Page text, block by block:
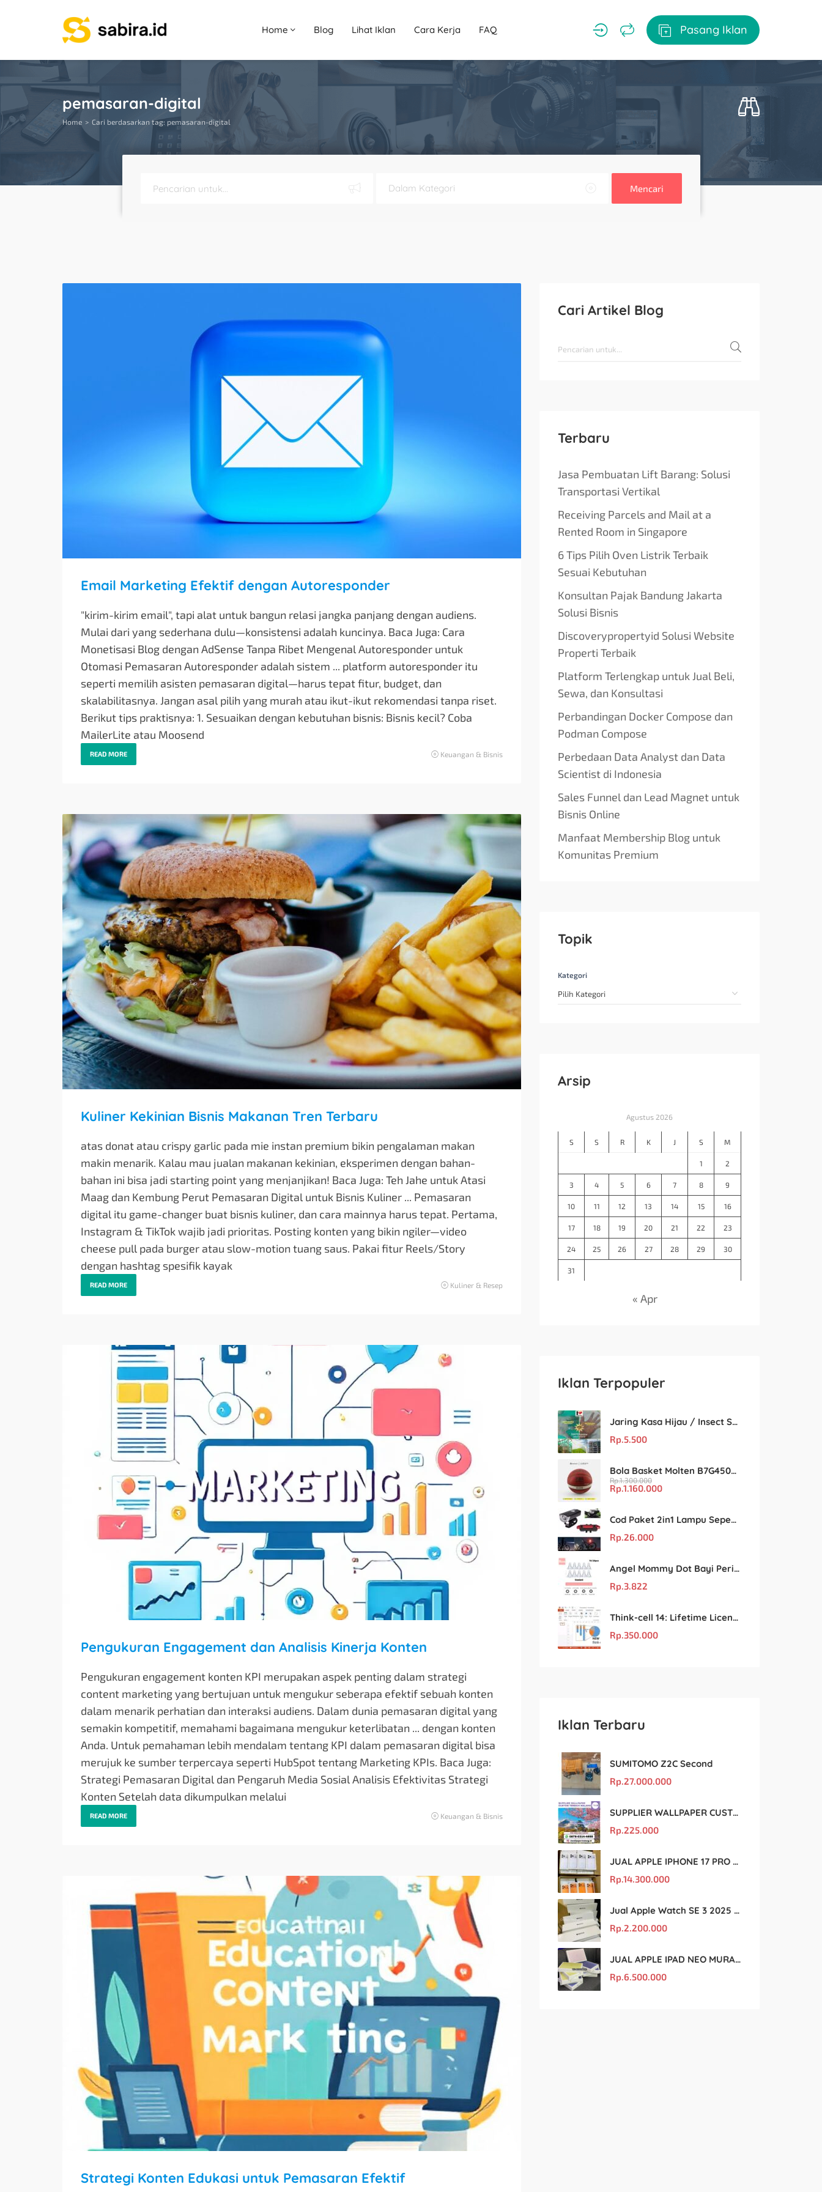
Home Blog Lihat Iklan Cara Kerja FAQ Pasang Iklan
pemasaran-digital
Home Cari berdasarkan tag: pemasaran-digital
Mencari
Email Marketing Efektif dengan Autoresponder
"kirim-kirim email", tapi alat untuk bangun relasi jangka panjang dengan audiens.
Mulai dari yang sederhana dulu—konsistensi adalah kuncinya. Baca Juga: Cara
Monetisasi Blog dengan AdSense Tanpa Ribet Mengenal Autoresponder untuk
Otomasi Pemasaran Autoresponder adalah sistem ... platform autoresponder itu
seperti memilih asisten pemasaran digital—harus tepat fitur, budget, dan
skalabilitasnya. Jangan asal pilih yang murah atau ikut-ikut rekomendasi tanpa riset.
Berikut tips praktisnya: 1. Sesuaikan dengan kebutuhan bisnis: Bisnis kecil? Coba
MailerLite atau Moosend
READ MORE Keuangan & Bisnis
Kuliner Kekinian Bisnis Makanan Tren Terbaru
atas donat atau crispy garlic pada mie instan premium bikin pengalaman makan
makin menarik. Kalau mau jualan makanan kekinian, eksperimen dengan bahan-
bahan ini bisa jadi starting point yang menjanjikan! Baca Juga: Teh Jahe untuk Atasi
Maag dan Kembung Perut Pemasaran Digital untuk Bisnis Kuliner ... Pemasaran
digital itu game-changer buat bisnis kuliner, dan cara mainnya harus tepat. Pertama,
Instagram & TikTok wajib jadi prioritas. Posting konten yang bikin ngiler—video
cheese pull pada burger atau slow-motion tuang saus. Pakai fitur Reels/Story
dengan hashtag spesifik kayak
READ MORE Kuliner & Resep
Pengukuran Engagement dan Analisis Kinerja Konten
Pengukuran engagement konten KPI merupakan aspek penting dalam strategi
content marketing yang bertujuan untuk mengukur seberapa efektif sebuah konten
dalam menarik perhatian dan interaksi audiens. Dalam dunia pemasaran digital yang
semakin kompetitif, memahami bagaimana mengukur keterlibatan ... dengan konten
Anda. Untuk pemahaman lebih mendalam tentang KPI dalam pemasaran digital bisa
merujuk ke sumber terpercaya seperti HubSpot tentang Marketing KPIs. Baca Juga:
Strategi Pemasaran Digital dan Pengaruh Media Sosial Analisis Efektivitas Strategi
Konten Setelah data dikumpulkan melalui
READ MORE Keuangan & Bisnis
Strategi Konten Edukasi untuk Pemasaran Efektif
Cari Artikel Blog
Terbaru
Jasa Pembuatan Lift Barang: Solusi
Transportasi Vertikal
Receiving Parcels and Mail at a
Rented Room in Singapore
6 Tips Pilih Oven Listrik Terbaik
Sesuai Kebutuhan
Konsultan Pajak Bandung Jakarta
Solusi Bisnis
Discoverypropertyid Solusi Website
Properti Terbaik
Platform Terlengkap untuk Jual Beli,
Sewa, dan Konsultasi
Perbandingan Docker Compose dan
Podman Compose
Perbedaan Data Analyst dan Data
Scientist di Indonesia
Sales Funnel dan Lead Magnet untuk
Bisnis Online
Manfaat Membership Blog untuk
Komunitas Premium
Topik
Kategori
Arsip
Agustus 2026
S S R K J S M
1 2
3 4 5 6 7 8 9
10 11 12 13 14 15 16
17 18 19 20 21 22 23
24 25 26 27 28 29 30
31
« Apr
Iklan Terpopuler
Jaring Kasa Hijau / Insect Screen Net – Kualitas Terjamin & Harga Eceran Terjangkau
Rp.5.500
Bola Basket Molten B7G4500 Size 7 – Resmi FIBA & IBL
Rp.1.300.000
Rp.1.160.000
Cod Paket 2in1 Lampu Sepeda Led Light Depan Dan Belakang Rechargeable
Rp.26.000
Angel Mommy Dot Bayi Peristaltic S/M/L/X-Cut / Puting Lebar Buram 10pcs
Rp.3.822
Think-cell 14: Lifetime License Unlimited User untuk PowerPoint & Excel
Rp.350.000
Iklan Terbaru
SUMITOMO Z2C Second
Rp.27.000.000
SUPPLIER WALLPAPER CUSTOM TERBAIK MALANG
Rp.225.000
JUAL APPLE IPHONE 17 PRO MAX MURAH DAN ORIGINAL
Rp.14.300.000
Jual Apple Watch SE 3 2025 BM Murah Dan original
Rp.2.200.000
JUAL APPLE IPAD NEO MURAH DAN ORIGINAL
Rp.6.500.000